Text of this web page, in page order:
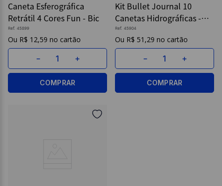
Caneta Esferográfica
Retrátil 4 Cores Fun - Bic
Ref. 45899
R$ 12,59
＋
－
COMPRAR
Kit Bullet Journal 10
Canetas Hidrográficas -
Bic
Ref. 45904
R$ 51 ,29
＋
－
COMPRAR